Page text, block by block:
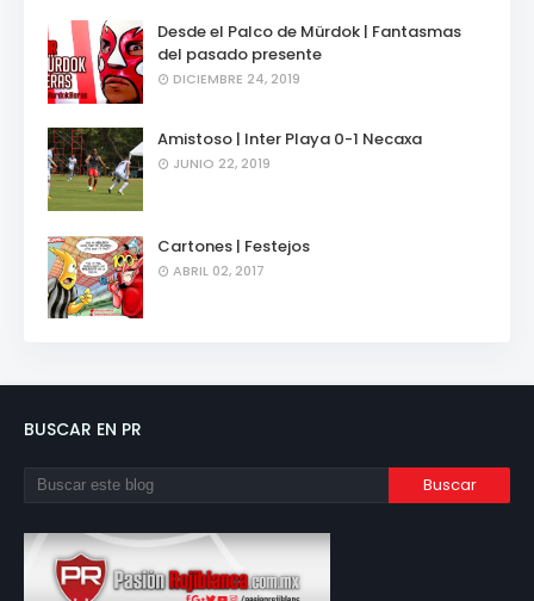
Desde el Palco de Mürdok | Fantasmas
del pasado presente
DICIEMBRE 24, 2019
Amistoso | Inter Playa 0-1 Necaxa
JUNIO 22, 2019
Cartones | Festejos
ABRIL 02, 2017
BUSCAR EN PR